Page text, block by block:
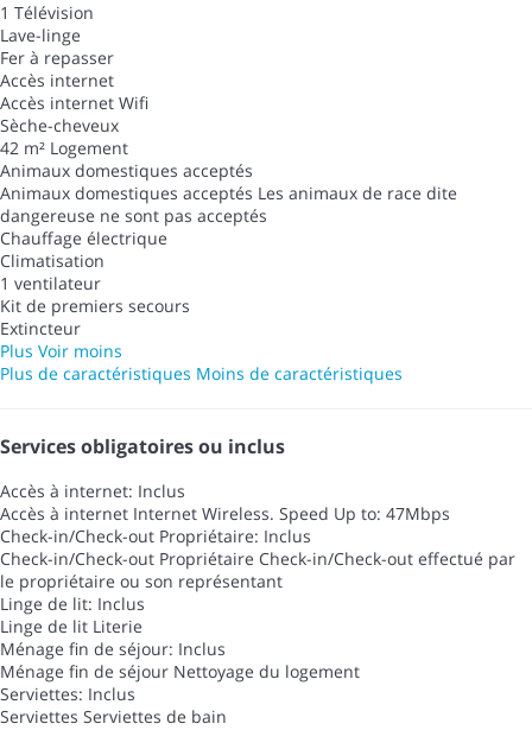
1 Télévision
Lave-linge
Fer à repasser
Accès internet
Accès internet Wifi
Sèche-cheveux
42 m² Logement
Animaux domestiques acceptés
Animaux domestiques acceptés Les animaux de race dite
dangereuse ne sont pas acceptés
Chauffage électrique
Climatisation
1 ventilateur
Kit de premiers secours
Extincteur
Plus Voir moins
Plus de caractéristiques Moins de caractéristiques
Services obligatoires ou inclus
Accès à internet: Inclus
Accès à internet Internet Wireless. Speed Up to: 47Mbps
Check-in/Check-out Propriétaire: Inclus
Check-in/Check-out Propriétaire Check-in/Check-out effectué par
le propriétaire ou son représentant
Linge de lit: Inclus
Linge de lit Literie
Ménage fin de séjour: Inclus
Ménage fin de séjour Nettoyage du logement
Serviettes: Inclus
Serviettes Serviettes de bain